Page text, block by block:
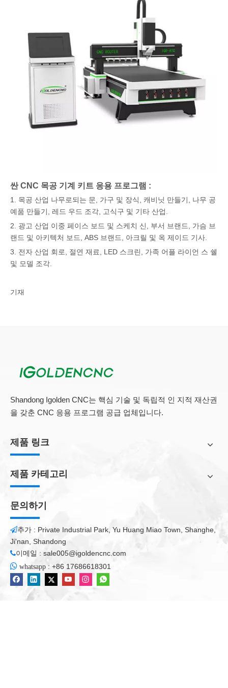
싼 CNC 목공 기계 키트 응용 프로그램 :
1. 목공 산업 나무로되는 문, 가구 및 장식, 캐비닛 만들기, 나무 공
예품 만들기, 레드 우드 조각, 고식구 및 기타 산업.
2. 광고 산업 이중 페이스 보드 및 스케치 신, 부서 브랜드, 가슴 브
랜드 및 아키텍처 보드, ABS 브랜드, 아크릴 및 옥 제이드 기사.
3. 전자 산업 회로, 절연 재료, LED 스크린, 가족 어플 라이언 스 쉘
및 모델 조각.
기재
나무 : 배플 상자, 비디오 게임 기계 캐비닛, 컴퓨터 테이블, 재봉틀
장식 : 스크린, 웨이브 플레이트, 거대한 스케일 매달려, 광고 플레
이트, 표시 만들기.
목재 가공 작업에 사용됩니다
매우 유연한 용도로 인해 CNC Woodworking Machineis는 산업 및
니다. 점점 더 많은 수의 기업이 시장 요구와 비용 압력에 직면하기
위해 CNC 기계로 업그레이드하고 있습니다. CNC Woodworking
Machineis는 특히 다양한 목재 종을 가공해야 할 때 사용 중이며
플라스틱 또는 비철금속과 같은 다른 재료와 함께 자주 자주 사용
목재 재료는 밀링 (CNC 목공 기계), 톱질 또는 샌딩, 자동 및 직렬
생산 가능을 일괄 처리 할 수 ​​있습니다. 이를 통해 CNC 목공 기계
의 사용이 단단한 목재 가공 (가구, 인테리어 디자인) 및 패널 가공
을 위해 건설 요소 (문, 창 등)를 생산할 수 있습니다. CNC 목재 가
공 기계를 사용하면 복잡한 악기의 생산을위한 매우 만족스럽고
비용 효율적인 결과가 매우 만족스럽고 비용 효율적이었습니다.
Shandong Igolden CNC는 핵심 기술 및 독립적 인 지적 재산권
을 갖춘 CNC 응용 프로그램 공급 업체입니다.
제품 링크
제품 카테고리
문의하기
추가 : Private Industrial Park, Yu Huang Miao Town, Shanghe,
Ji'nan, Shandong
이메일 : sale005@igoldencnc.com
 whatsapp : +86 17686618301